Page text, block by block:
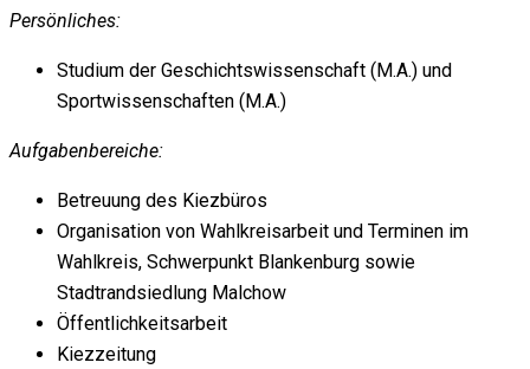
Persönliches:
Studium der Geschichtswissenschaft (M.A.) und
Sportwissenschaften (M.A.)
Aufgabenbereiche:
Betreuung des Kiezbüros
Organisation von Wahlkreisarbeit und Terminen im
Wahlkreis, Schwerpunkt Blankenburg sowie
Stadtrandsiedlung Malchow
Öffentlichkeitsarbeit
Kiezzeitung